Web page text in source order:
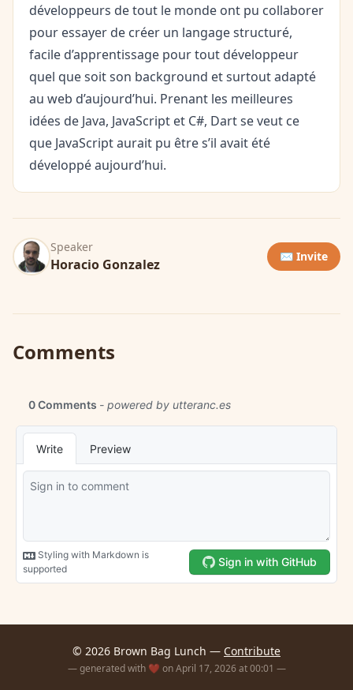
développeurs de tout le monde ont pu collaborer
pour essayer de créer un langage structuré,
facile d’apprentissage pour tout développeur
quel que soit son background et surtout adapté
au web d’aujourd’hui. Prenant les meilleures
idées de Java, JavaScript et C#, Dart se veut ce
que JavaScript aurait pu être s’il avait été
développé aujourd’hui.
Speaker
Horacio Gonzalez ✉️ Invite
Comments
© 2026 Brown Bag Lunch — Contribute
— generated with ❤️ on April 17, 2026 at 00:01 —